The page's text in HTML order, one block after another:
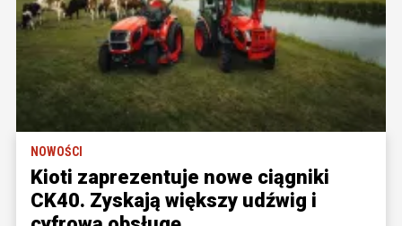
NOWOŚCI
Kioti zaprezentuje nowe ciągniki
CK40. Zyskają większy udźwig i